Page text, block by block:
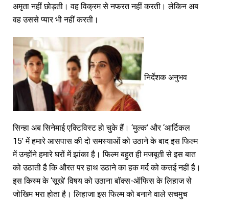
अमृता नहीं छोड़ती। वह विक्रम से नफरत नहीं करती। लेकिन अब
वह उससे प्यार भी नहीं करती।
निर्देशक अनुभव
सिन्हा अब सिनेमाई एक्टिविस्ट हो चुके हैं। ‘मुल्क’ और ‘आर्टिकल
15’ में हमारे आसपास की दो समस्याओं को उठाने के बाद इस फिल्म
में उन्होंने हमारे घरों में झांका है। फिल्म बहुत ही मजबूती से इस बात
को उठाती है कि औरत पर हाथ उठाने का हक मर्द को कत्तई नहीं है।
इस किस्म के ‘सूखे’ विषय को उठाना बॉक्स-ऑफिस के लिहाज से
जोखिम भरा होता है। लिहाजा इस फिल्म को बनाने वाले सचमुच